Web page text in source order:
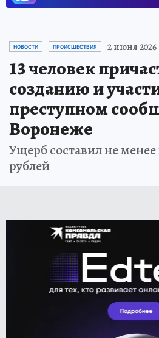
НОВОСТИ ПРОИСШЕСТВИЯ 2 июня 2026
13 человек
созданию и
преступном
Воронеже
Ущерб составил не
рублей